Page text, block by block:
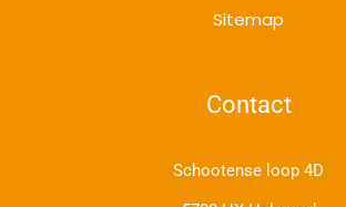
Sitemap
Contact
Schootense loop 4D